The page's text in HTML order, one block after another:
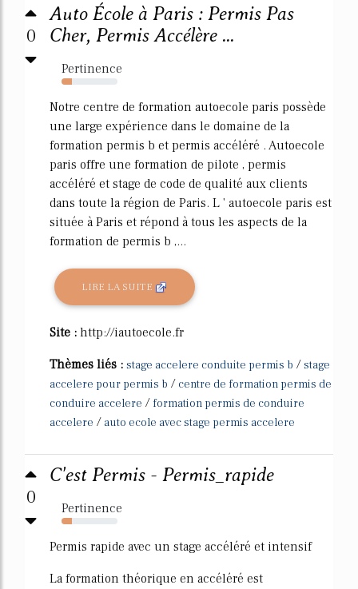
0
Auto École à Paris : Permis Pas
Cher, Permis Accélère ...
Pertinence
18%
Notre centre de formation autoecole paris possède
une large expérience dans le domaine de la
formation permis b et permis accéléré . Autoecole
paris offre une formation de pilote , permis
accéléré et stage de code de qualité aux clients
dans toute la région de Paris. L ' autoecole paris est
située à Paris et répond à tous les aspects de la
formation de permis b ,...
LIRE LA SUITE
Site : http://iautoecole.fr
Thèmes liés : stage accelere conduite permis b /stage
accelere pour permis b / centre de formation permis de
conduire accelere / formation permis de conduire
accelere / auto ecole avec stage permis accelere
0
C'est Permis - Permis_rapide
Pertinence
18%
Permis rapide avec un stage accéléré et intensif
La formation théorique en accéléré est